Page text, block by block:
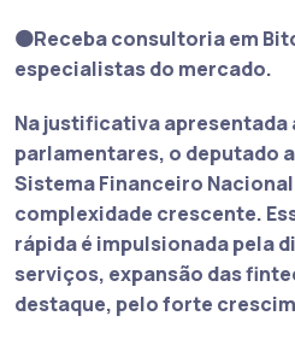
🟠Receba consultoria em
especialistas do mercado.
Na justificativa apresentada
parlamentares, o deputado
Sistema Financeiro
complexidade crescente.
rápida é impulsionada pela
serviços, expansão das
destaque, pelo forte